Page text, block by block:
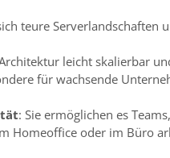
teure Serverlandschaften
leicht skalierbar
für wachsende
: Sie ermöglichen es
Homeoffice oder im Büro